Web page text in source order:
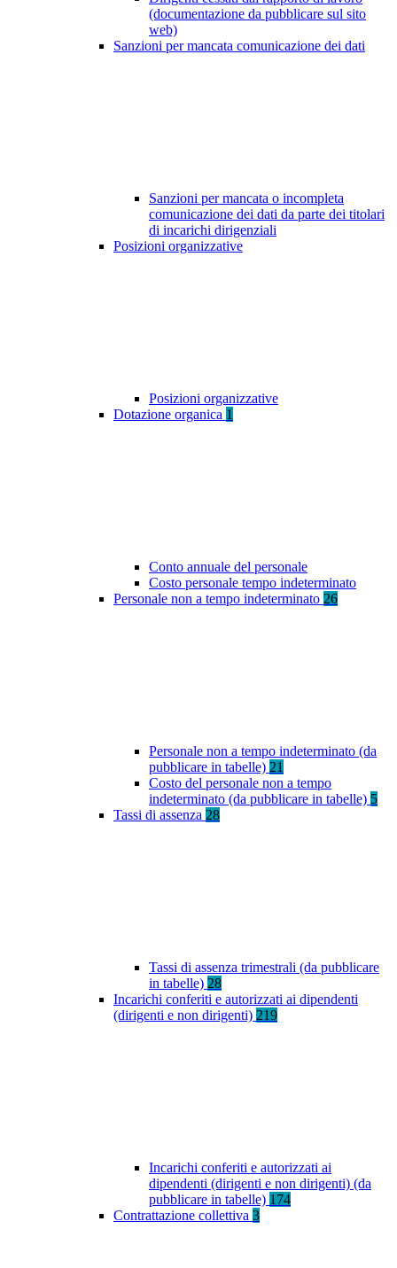
(documentazione da pubblicare sul sito
web)
Sanzioni per mancata comunicazione dei dati
Sanzioni per mancata o incompleta
comunicazione dei dati da parte dei titolari
di incarichi dirigenziali
Posizioni organizzative
Posizioni organizzative
Dotazione organica 1
Conto annuale del personale
Costo personale tempo indeterminato
Personale non a tempo indeterminato 26
Personale non a tempo indeterminato (da
pubblicare in tabelle) 21
Costo del personale non a tempo
indeterminato (da pubblicare in tabelle) 5
Tassi di assenza 28
Tassi di assenza trimestrali (da pubblicare
in tabelle) 28
Incarichi conferiti e autorizzati ai dipendenti
(dirigenti e non dirigenti) 219
Incarichi conferiti e autorizzati ai
dipendenti (dirigenti e non dirigenti) (da
pubblicare in tabelle) 174
Contrattazione collettiva 3